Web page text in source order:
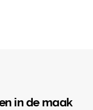
in de maak